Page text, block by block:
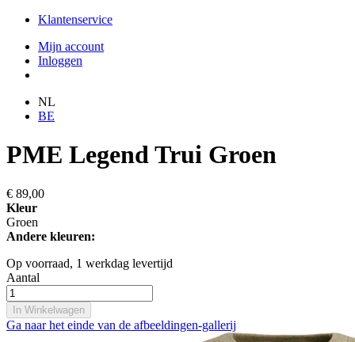
Klantenservice
Mijn account
Inloggen
NL
BE
PME Legend Trui Groen
€ 89,00
Kleur
Groen
Andere kleuren:
Op voorraad, 1 werkdag levertijd
Aantal
In Winkelwagen
Ga naar het einde van de afbeeldingen-gallerij